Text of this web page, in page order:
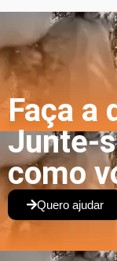
Faça a
Junte-
como
Quero ajudar